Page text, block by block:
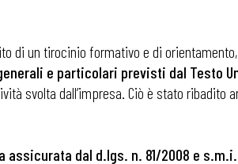
di un tirocinio formativo e di
e particolari previsti dal Testo
svolta dall’impresa. Ciò è stato ribadito
dal d.lgs. n. 81/2008 e